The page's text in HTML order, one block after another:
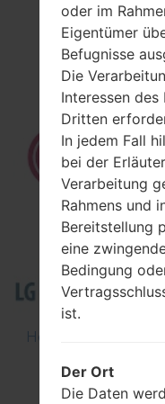
How to
How to Flash
oder im
Eigentümer
Befugnisse
Die
Interessen
Dritten
In jedem Fall
bei der
Verarbeitung
Rahmens und
Bereitstellung
eine
Bedingung
ist.
Der Ort
Die Daten